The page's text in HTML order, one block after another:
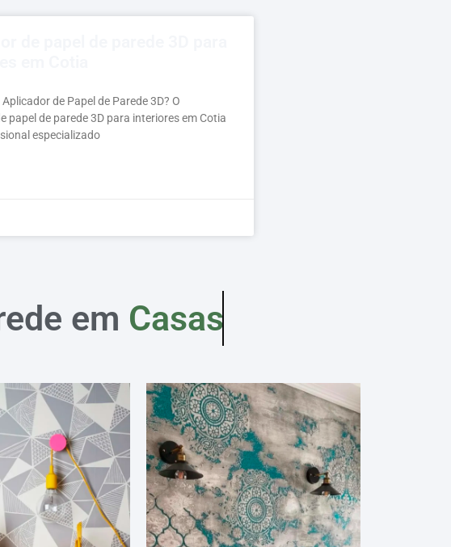
de Papel de Parede 3D? O
papel de parede 3D para interiores em Cotia
especializado
em Casas